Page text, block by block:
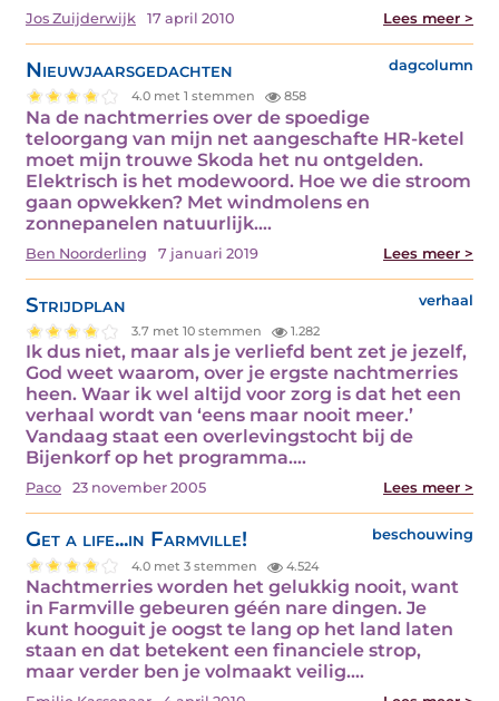
Jos Zuijderwijk 17 april 2010 Lees meer >
Nieuwjaarsgedachten dagcolumn
4.0 met 1 stemmen 858
Na de nachtmerries over de spoedige
teloorgang van mijn net aangeschafte HR-ketel
moet mijn trouwe Skoda het nu ontgelden.
Elektrisch is het modewoord. Hoe we die stroom
gaan opwekken? Met windmolens en
zonnepanelen natuurlijk.…
Ben Noorderling 7 januari 2019 Lees meer >
Strijdplan verhaal
3.7 met 10 stemmen 1.282
Ik dus niet, maar als je verliefd bent zet je jezelf,
God weet waarom, over je ergste nachtmerries
heen. Waar ik wel altijd voor zorg is dat het een
verhaal wordt van ‘eens maar nooit meer.’
Vandaag staat een overlevingstocht bij de
Bijenkorf op het programma.…
Paco 23 november 2005 Lees meer >
Get a life...in Farmville! beschouwing
4.0 met 3 stemmen 4.524
Nachtmerries worden het gelukkig nooit, want
in Farmville gebeuren géén nare dingen. Je
kunt hooguit je oogst te lang op het land laten
staan en dat betekent een financiele strop,
maar verder ben je volmaakt veilig.…